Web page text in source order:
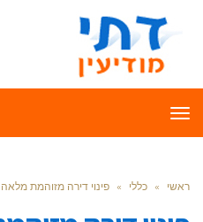
תפריט
ראשי » כללי » פינוי דירה מזוהמת